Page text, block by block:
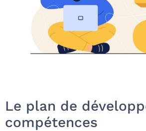
Le plan de
compétences